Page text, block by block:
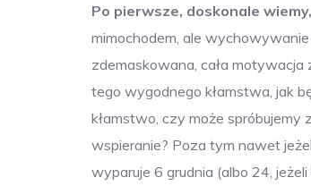
Po pierwsze, doskonale
mimochodem, ale
zdemaskowana, cała motywacja
tego wygodnego kłamstwa, jak
kłamstwo, czy może spróbujemy
wspieranie? Poza tym nawet
wyparuje 6 grudnia (albo 24,